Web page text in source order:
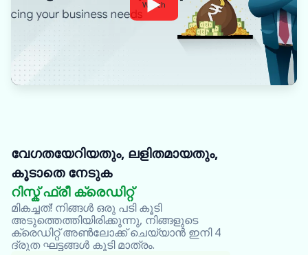
Watch
വേഗതയേറിയതും, ലളിതമായതും,
കൂടാതെ നേടുക
റിസ്ക് ഫ്രീ ക്രെഡിറ്റ്
മികച്ചത്! നിങ്ങൾ ഒരു പടി കൂടി
അടുത്തെത്തിയിരിക്കുന്നു, നിങ്ങളുടെ
ക്രെഡിറ്റ് അൺലോക്ക് ചെയ്യാൻ ഇനി 4
ദ്രുത ഘട്ടങ്ങൾ കൂടി മാത്രം.